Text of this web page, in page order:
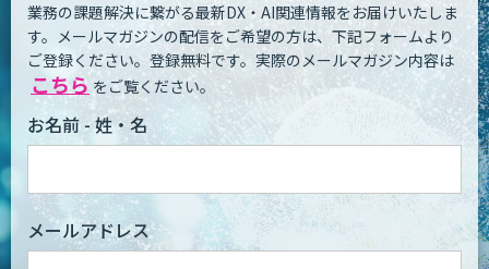
業務の課題解決に繋がる最新DX・AI関連情報をお届けいたしま
す。 メールマガジンの配信をご希望の方は、下記フォームより
ご登録ください。登録無料です。 実際のメールマガジン内容は
こちら をご覧ください。
お名前 - 姓・名
メールアドレス